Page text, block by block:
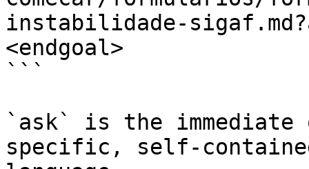
instabilidade-
<endgoal>
```
`ask` is the
specific, self-